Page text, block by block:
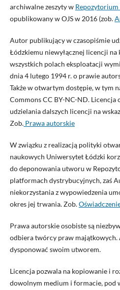
archiwalne zeszyty w Repozytorium
opublikowany w OJS w 2016 (zob.
Autor publikujący w czasopiśmie
Łódzkiemu niewyłącznej licencji
wszystkich polach eksploatacji
dnia 4 lutego 1994 r. o prawie
Także w otwartym dostępie, w tym
Commons CC BY-NC-ND.
udzielania dalszych licencji na
Zob.Prawa autorskie
W związku z realizacją polityki
naukowych Uniwersytet Łódzki
do deponowania utworu w
platformach dystrybucyjnych, zaś
niekorzystania z wypowiedzenia
okres jej trwania. Zob.
Prawa autorskie osobiste są
odbiera twórcy praw majątkowych.
dysponować swoim utworem.
Licencja pozwala na kopiowanie i
dowolnym medium i formacie, pod